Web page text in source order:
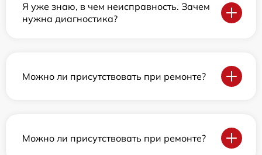
Я уже знаю, в чем неисправность. Зачем
нужна диагностика?
Можно ли присутствовать при ремонте?
Можно ли присутствовать при ремонте?